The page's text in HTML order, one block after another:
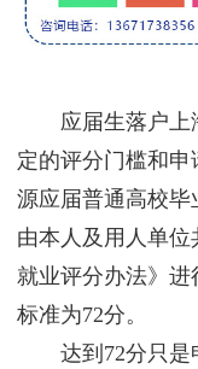
务
优
案
客
好
评
应届生落户上
定的评分门槛和
源应届普通高校
由本人及用人单
就业评分办法》进
标准为72分。
达到72分只是